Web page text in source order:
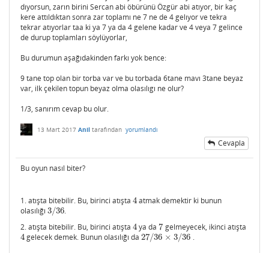
dıyorsun, zarın birini Sercan abi öbürünü Özgür abi atıyor, bir kaç
kere attıldıktan sonra zar toplamı ne 7 ne de 4 gelıyor ve tekra
tekrar atıyorlar taa ki ya 7 ya da 4 gelene kadar ve 4 veya 7 gelince
de durup toplamları söylüyorlar,
Bu durumun aşağıdakinden farkı yok bence:
9 tane top olan bir torba var ve bu torbada 6tane mavı 3tane beyaz
var, ilk çekilen topun beyaz olma olasılıgı ne olur?
1/3, sanırım cevap bu olur.
13 Mart 2017 Anil tarafından yorumlandı
Cevapla
Bu oyun nasıl biter?
1. atışta bitebilir. Bu, birinci atışta 4
4atmak demektir ki bunun
olasılığı 3/36
3/36 .
2. atışta bitebilir. Bu, birinci atışta 4
4ya da 7
7 gelmeyecek, ikinci atışta
4
4gelecek demek. Bunun olasılığı da27/36 × 3/36
27/36× 3/ 36 .